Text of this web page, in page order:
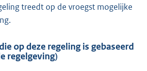
treedt op de vroegst mogelijke
op deze regeling is gebaseerd
regelgeving)